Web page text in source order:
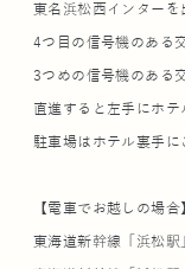
東名浜松西インターを
4つ目の信号機のある
3つめの信号機のある
直進すると左手にホテ
駐車場はホテル裏手に
【電車でお越しの場合
東海道新幹線「浜松